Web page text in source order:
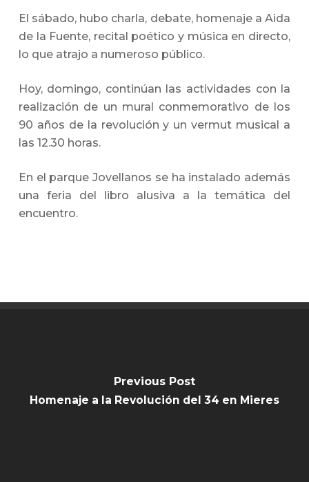
El sábado, hubo charla, debate, homenaje a Aida
de la Fuente, recital poético y música en directo,
lo que atrajo a numeroso público.
Hoy, domingo, continúan las actividades con la
realización de un mural conmemorativo de los
90 años de la revolución y un vermut musical a
las 12.30 horas.
En el parque Jovellanos se ha instalado además
una feria del libro alusiva a la temática del
encuentro.
Previous Post
Homenaje a la Revolución del 34 en Mieres